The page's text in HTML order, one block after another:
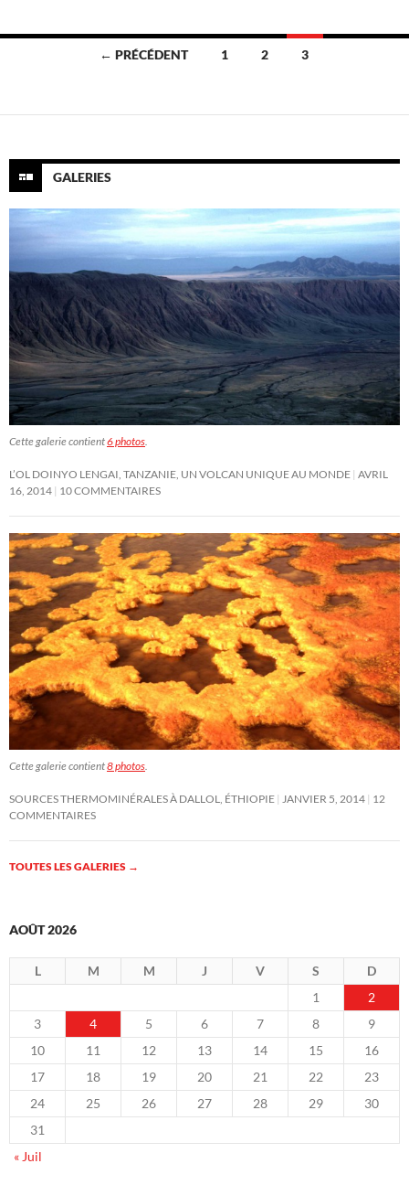
Navigation
articles
← PRÉCÉDENT 1 2 3
GALERIES
Cette galerie contient6 photos.
L’OL DOINYO LENGAI, TANZANIE, UN VOLCAN UNIQUE AU MONDE AVRIL
16, 2014 10 COMMENTAIRES
Cette galerie contient8 photos.
SOURCES THERMOMINÉRALES À DALLOL, ÉTHIOPIE JANVIER 5, 2014 12
COMMENTAIRES
TOUTES LES GALERIES →
AOÛT 2026
L M M J V S
D
1
2
3
4 5 6 7 8
9
10
11 12 13 14 15
16
17
18 19 20 21 22
23
24
25 26 27 28 29
30
31
« Juil